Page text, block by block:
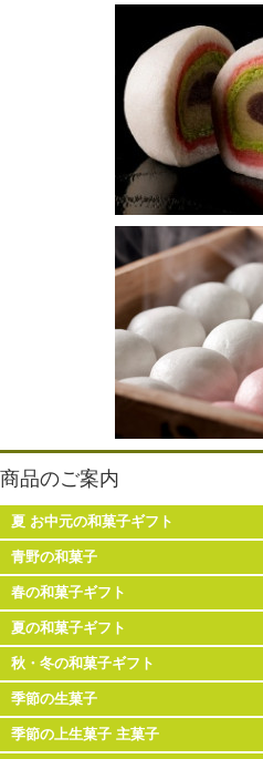
商品のご案内
夏 お中元の和菓子ギフト
青野の和菓子
春の和菓子ギフト
夏の和菓子ギフト
秋・冬の和菓子ギフト
季節の生菓子
季節の上生菓子 主菓子